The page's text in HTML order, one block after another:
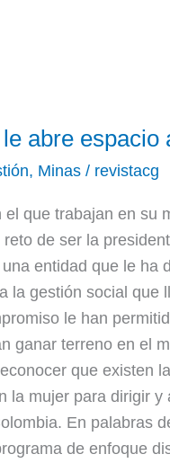
abre espacio
, Minas / revistacg
el que trabajan en su
de ser la
entidad que le ha
la gestión social que
le han
ganar terreno en el
que existen
la mujer para dirigir
En palabras
de enfoque